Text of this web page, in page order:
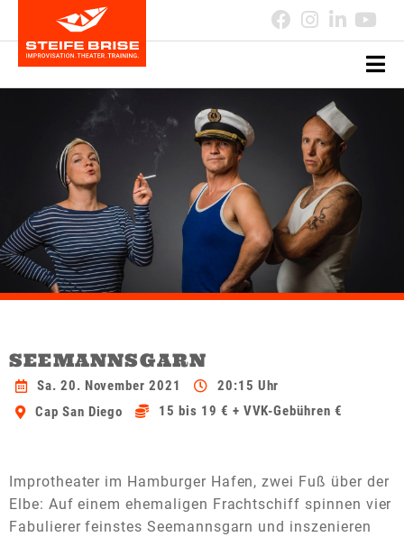
SEEMANNSGARN
Sa. 20. November 2021
20:15 Uhr
Cap San Diego
15 bis 19 € + VVK-Gebühren €
Improtheater im Hamburger Hafen, zwei Fuß über der
Elbe: Auf einem ehemaligen Frachtschiff spinnen vier
Fabulierer feinstes Seemannsgarn und inszenieren